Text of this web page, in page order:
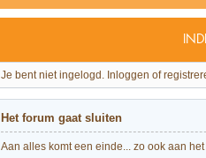
Je bent niet ingelogd. Inloggen of
Het forum gaat sluiten
Aan alles komt een einde... zo ook aan